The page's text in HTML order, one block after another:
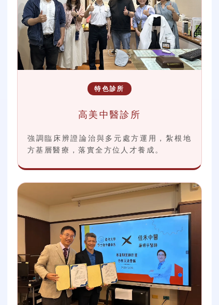
特色診所
高美中醫診所
強調臨床辨證論治與多元處方運用，紮根地
方基層醫療，落實全方位人才養成。